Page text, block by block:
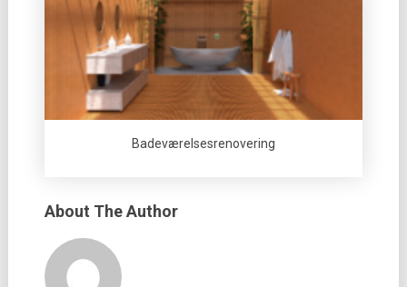
Badeværelsesrenovering
About The Author